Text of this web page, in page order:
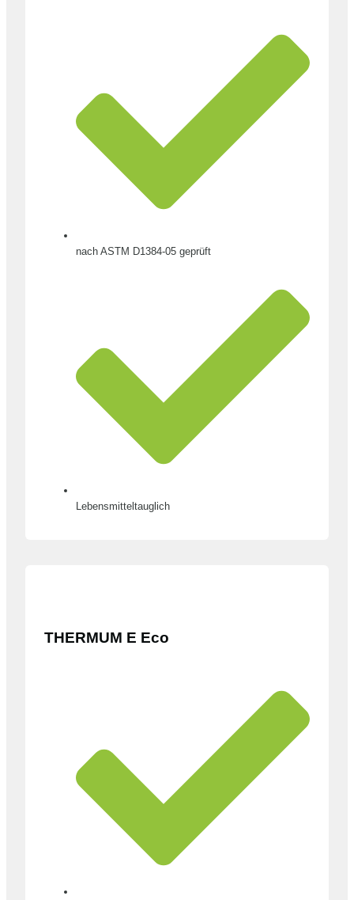
nach ASTM D1384-05 geprüft
Lebensmitteltauglich
THERMUM E Eco